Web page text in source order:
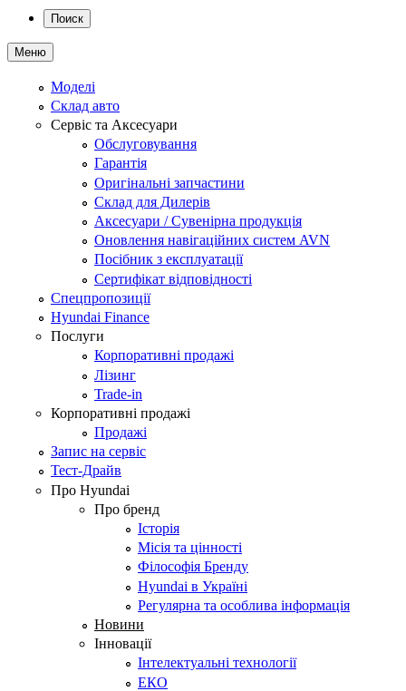
Поиск
Меню
Моделі
Склад авто
Сервіс та Аксесуари
Обслуговування
Гарантія
Оригінальні запчастини
Склад для Дилерів
Аксесуари / Сувенірна продукція
Оновлення навігаційних систем AVN
Посібник з експлуатації
Сертифікат відповідності
Спецпропозиції
Hyundai Finance
Послуги
Корпоративні продажі
Лізинг
Trade-in
Корпоративні продажі
Продажі
Запис на сервіс
Тест-Драйв
Про Hyundai
Про бренд
Історія
Місія та цінності
Філософія Бренду
Hyundai в Україні
Регулярна та особлива інформація
Новини
Інновації
Інтелектуальні технології
ЕКО